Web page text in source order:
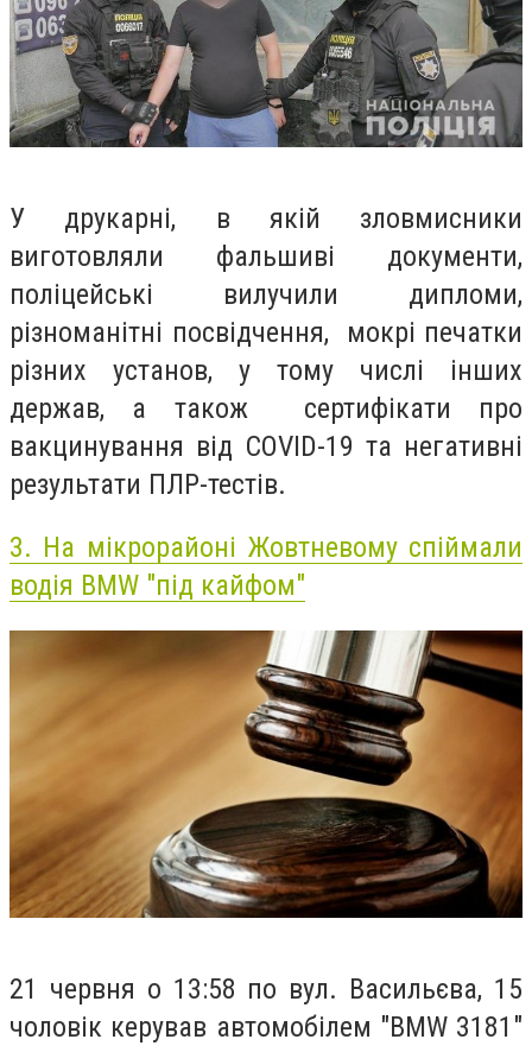
У друкарні, в якій зловмисники
виготовляли фальшиві документи,
поліцейські вилучили дипломи,
різноманітні посвідчення, мокрі печатки
різних установ, у тому числі інших
держав, а також сертифікати про
вакцинування від COVID-19 та негативні
результати ПЛР-тестів.
3. На мікрорайоні Жовтневому спіймали
водія BMW "під кайфом"
21 червня о 13:58 по вул. Васильєва, 15
чоловік керував автомобілем "BMW 3181"